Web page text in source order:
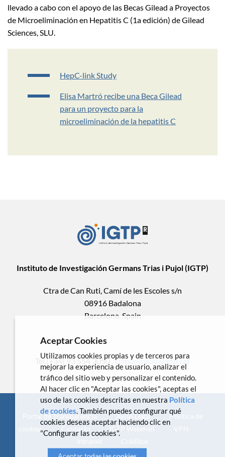
llevado a cabo con el apoyo de las Becas Gilead a Proyectos
de Microeliminación en Hepatitis C (1a edición) de Gilead
Sciences, SLU.
HepC-link Study
Elisa Martró recibe una Beca Gilead
para un proyecto para la
microeliminación de la hepatitis C
Instituto de Investigación Germans Trias i Pujol (IGTP)
Ctra de Can Ruti, Camí de les Escoles s/n
08916 Badalona
Barcelona, Spain
Tel.(+34) 93 554 3050 .comunicacio@igtp.cat
Portal de Transparencia Aviso Legal
Política de
cookies
Contacto IGTP Webmail
Aceptar Cookies
Utilizamos cookies propias y de terceros para
mejorar la experiencia de usuario, analizar el
tráfico del sitio web y personalizar el contenido.
Al hacer clic en "Aceptar las cookies", aceptas el
uso de las cookies descritas en nuestra Política
de cookies. También puedes configurar qué
cookies deseas aceptar haciendo clic en
"Configurar las cookies".